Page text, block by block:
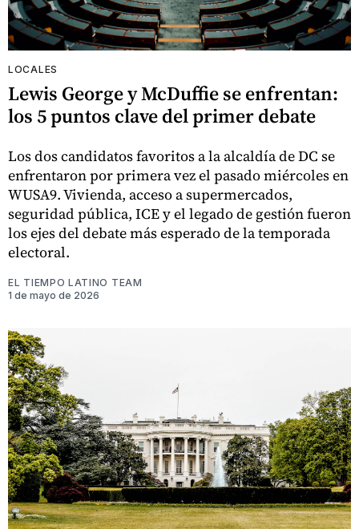
LOCALES
Lewis George y McDuffie se enfrentan:
los 5 puntos clave del primer debate
Los dos candidatos favoritos a la alcaldía de DC se
enfrentaron por primera vez el pasado miércoles en
WUSA9. Vivienda, acceso a supermercados,
seguridad pública, ICE y el legado de gestión fueron
los ejes del debate más esperado de la temporada
electoral.
EL TIEMPO LATINO TEAM
1 de mayo de 2026